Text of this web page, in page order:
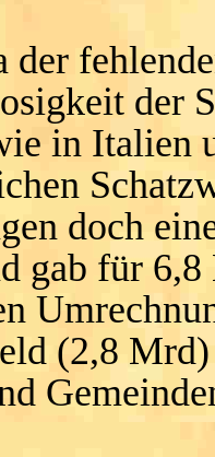
der
in Italien
doch
gab für
(2,8